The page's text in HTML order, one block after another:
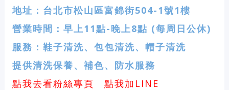
地址： 台北市松山區富錦街504-1號1樓
營業時間：早上11點-晚上8點 (每周日公休)
服務：鞋子清洗、包包清洗、帽子清洗
提供清洗保養、補色、防水服務
點我去看粉絲專頁
點我加LINE